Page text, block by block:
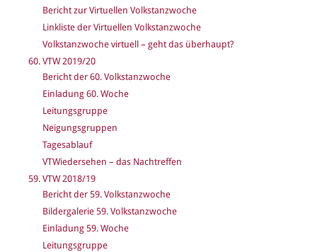
Bericht zur Virtuellen Volkstanzwoche
Linkliste der Virtuellen Volkstanzwoche
Volkstanzwoche virtuell – geht das überhaupt?
60. VTW 2019/20
Bericht der 60. Volkstanzwoche
Einladung 60. Woche
Leitungsgruppe
Neigungsgruppen
Tagesablauf
VTWiedersehen – das Nachtreffen
59. VTW 2018/19
Bericht der 59. Volkstanzwoche
Bildergalerie 59. Volkstanzwoche
Einladung 59. Woche
Leitungsgruppe